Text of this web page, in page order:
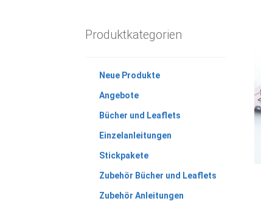
Produktkategorien
Neue Produkte
Angebote
Bücher und Leaflets
Einzelanleitungen
Stickpakete
Zubehör Bücher und Leaflets
Zubehör Anleitungen